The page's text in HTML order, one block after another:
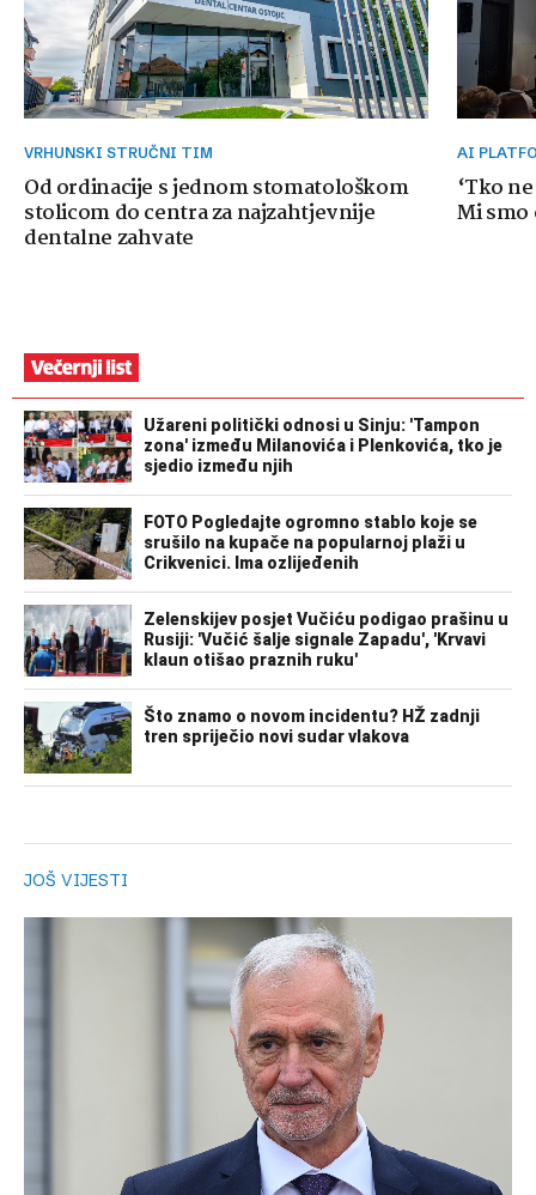
VRHUNSKI STRUČNI TIM
Od ordinacije s jednom stomatološkom
stolicom do centra za najzahtjevnije
dentalne zahvate
AI
‘Tko
Mi
JOŠ VIJESTI